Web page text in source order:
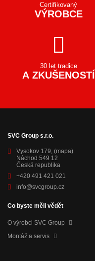
Certifikovaný
VÝROBCE
30 let tradice
A ZKUŠENOSTÍ
SVC Group s.r.o.
Vysokov 179, (mapa)
Náchod 549 12
Česká republika
+420 491 421 021
info@svcgroup.cz
Co byste měli vědět
O výrobci SVC Group
Montáž a servis